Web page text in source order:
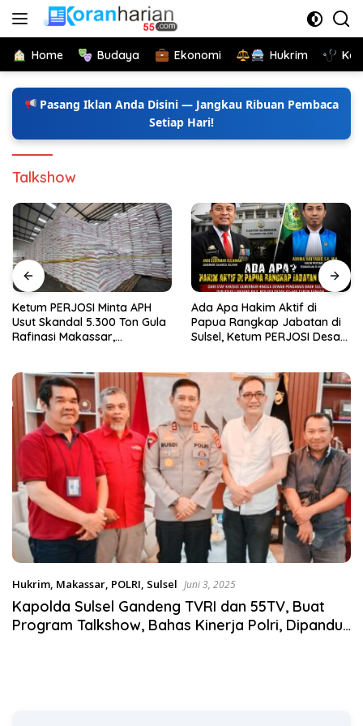
Langsung
Home Budaya Ekonomi Hukrim
Pasang Iklan Anda Disini — Jangkau Ribuan Pembaca
Setiap Hari!
Talkshow
Ketum PERJOSI Minta APH
Usut Skandal 5.300 Ton Gula
Rafinasi Makassar,
Ada Apa Hakim Aktif di
Papua Rangkap Jabatan di
Sulsel, Ketum PERJOSI Desak
Hukrim, Makassar, POLRI, Sulsel Juni 3, 2025
Kapolda Sulsel Gandeng TVRI dan 55TV, Buat
Program Talkshow, Bahas Kinerja Polri, Dipandu